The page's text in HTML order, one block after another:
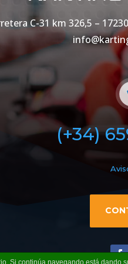
C-31 km 326,5 –
(+34)
Si continúa navegando está